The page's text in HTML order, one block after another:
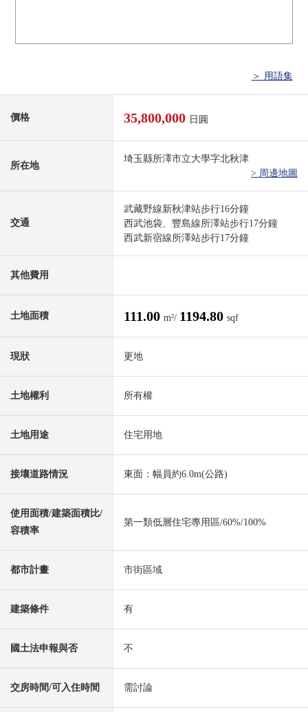
＞ 用語集
價格 35,800,000 日圓
所在地
埼玉縣所澤市立大學字北秋津
> 周邊地圖
交通
武藏野線新秋津站步行16分鐘
西武池袋、豐島線所澤站步行17分鐘
西武新宿線所澤站步行17分鐘
其他費用
土地面積 111.00 m²/ 1194.80 sqf
現狀 更地
土地權利 所有權
土地用途 住宅用地
接壤道路情況 東面：幅員約6.0m(公路)
使用面積/建築面積比/
容積率
第一類低層住宅專用區/60%/100%
都市計畫 市街區域
建築條件 有
國土法申報與否 不
交房時間/可入住時間 需討論